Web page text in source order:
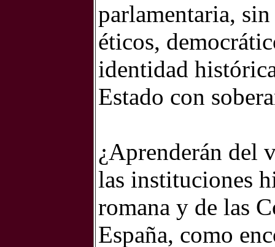
parlamentaria,
éticos,
identidad
Estado con
¿Aprenderán del
las instituciones
romana y de las
España, como